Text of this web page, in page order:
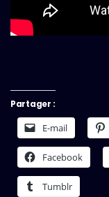
Partager :
E-mail
Facebook
Tumblr